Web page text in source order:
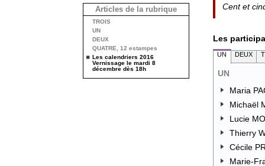
Cent et
Les
UN DEUX
UN
Maria
Michaël
Lucie
Thierry
Cécile
Marie-
Articles de la rubrique
TROIS
UN
DEUX
QUATRE, 12 estampes
Les calendriers 2016
Vernissage le mardi 8
décembre dès 18h